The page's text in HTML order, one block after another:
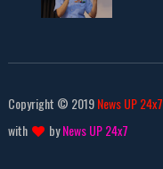
Copyright © 2019News UP 24x7
with
byNews UP 24x7